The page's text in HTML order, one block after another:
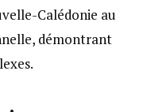
Calédonie au
démontrant